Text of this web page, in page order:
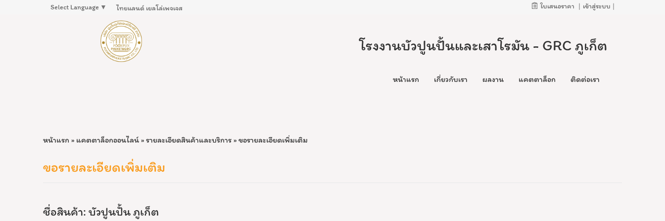
Select Language ▼ ไทยแลนด์ เยลโล่เพจเจส ใบเสนอราคา | เข้าสู่ระบบ |
โรงงานบัวปูนปั้นและเสาโรมัน - GRC ภูเก็ต
หน้าแรก เกี่ยวกับเรา ผลงาน แคตตาล็อก ติดต่อเรา
หน้าแรก » แคตตาล็อกออนไลน์ » รายละเอียดสินค้าและบริการ » ขอรายละเอียดเพิ่มเติม
ขอรายละเอียดเพิ่มเติม
ชื่อสินค้า: บัวปูนปั้น ภูเก็ต